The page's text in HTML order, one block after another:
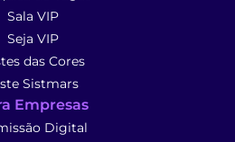
Sala VIP
Seja VIP
das Cores
Sistmars
Empresas
Digital